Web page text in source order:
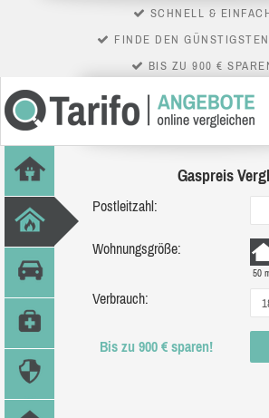
SCHNELL &
FINDE DEN
BIS ZU 900 €
Gaspreis
Postleitzahl:
Wohnungsgröße:
50
Verbrauch:
Bis zu 900 € sparen!